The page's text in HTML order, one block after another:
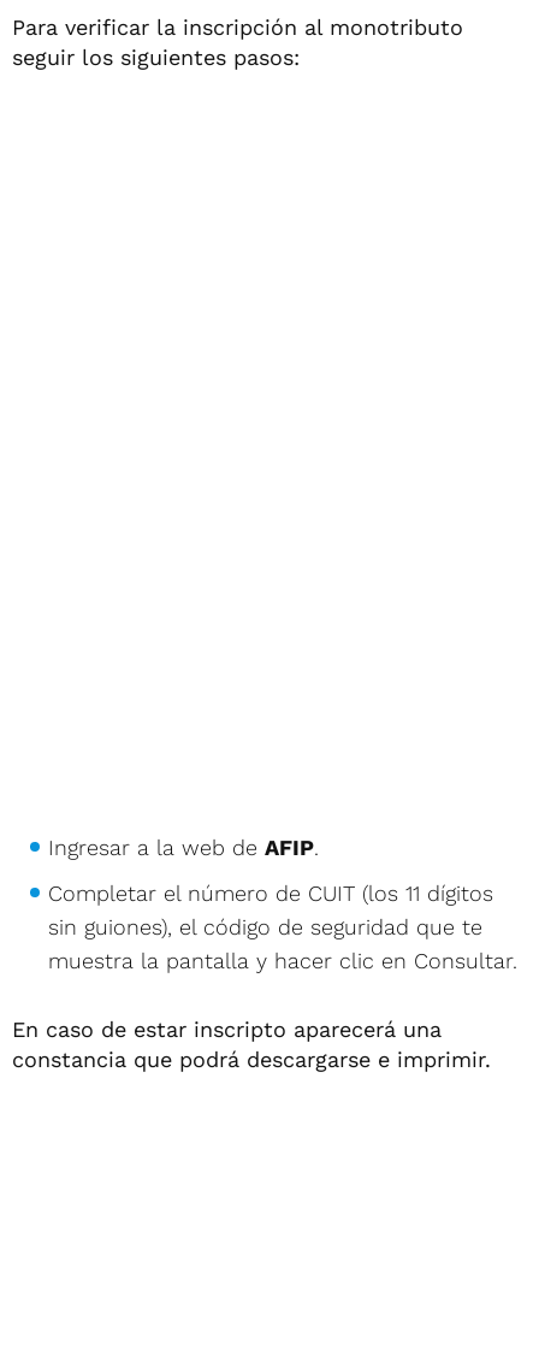
Para verificar la inscripción al monotributo
seguir los siguientes pasos:
Ingresar a la web de AFIP.
Completar el número de CUIT (los 11 dígitos
sin guiones), el código de seguridad que te
muestra la pantalla y hacer clic en Consultar.
En caso de estar inscripto aparecerá una
constancia que podrá descargarse e imprimir.